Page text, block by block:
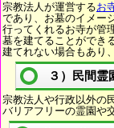
宗教法人が運営するお
であり、お墓のイメー
行ってくれるお寺が管
墓を建てることができ
建てれない場合もあり
３）民間霊
宗教法人や行政以外の
バリアフリーの霊園や